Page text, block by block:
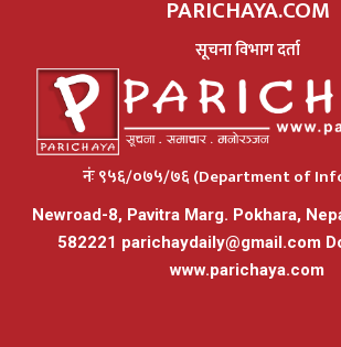
PARICHAYA.COM
सूचना विभाग दर्ता
नंः ९५६/०७५/७६ (Department of
Newroad-8, Pavitra Marg. Pokhara,
582221 parichaydaily@gmail.com
www.parichaya.com